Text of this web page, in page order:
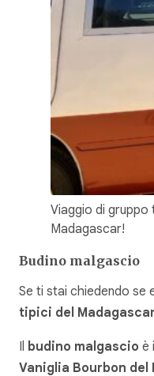
Viaggio di gruppo
Madagascar!
Budino malgascio
Se ti stai chiedendo se
tipici del Madagascar
Il budino malgascio è
Vaniglia Bourbon del